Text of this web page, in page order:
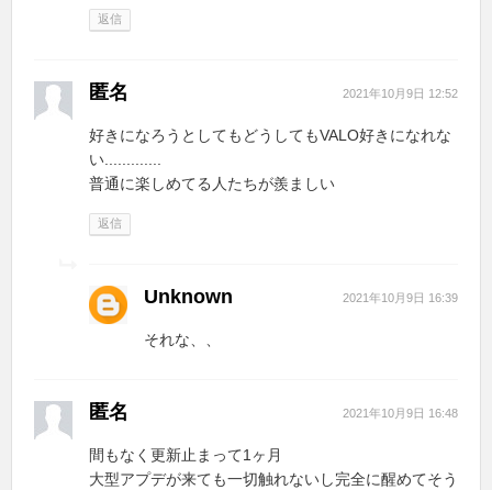
返信
匿名 2021年10月9日 12:52
好きになろうとしてもどうしてもVALO好きになれな
い.............
普通に楽しめてる人たちが羨ましい
返信
Unknown 2021年10月9日 16:39
それな、、
匿名 2021年10月9日 16:48
間もなく更新止まって1ヶ月
大型アプデが来ても一切触れないし完全に醒めてそう